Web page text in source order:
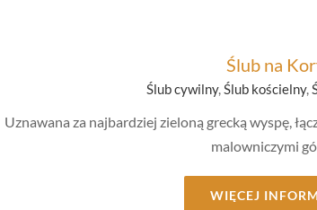
Ślub na
Ślub cywilny,Ślub kościelny,
Uznawana za najbardziej zieloną grecką wyspę,
malowniczymi
WIĘCEJ